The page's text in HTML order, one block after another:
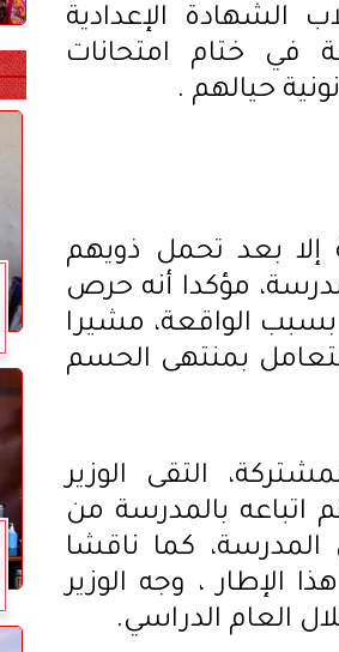
الإعدادية
في ختام امتحانات
حيالهم .
إلا بعد تحمل ذويهم
مؤكدا أنه حرص
الواقعة، مشيرا
بمنتهى الحسم
التقى الوزير
اتباعه بالمدرسة من
المدرسة، كما ناقشا
الإطار ، وجه الوزير
العام الدراسي.